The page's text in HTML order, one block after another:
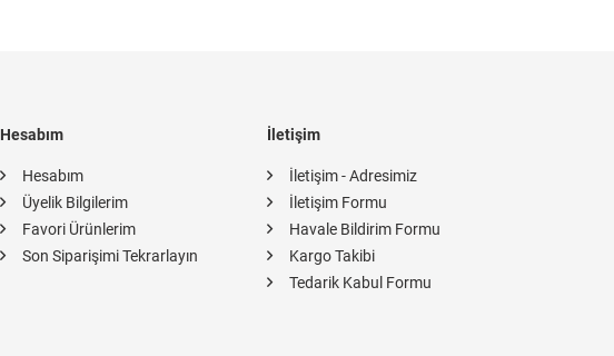
Hesabım
Hesabım
Üyelik Bilgilerim
Favori Ürünlerim
Son Siparişimi Tekrarlayın
İletişim
İletişim - Adresimiz
İletişim Formu
Havale Bildirim Formu
Kargo Takibi
Tedarik Kabul Formu